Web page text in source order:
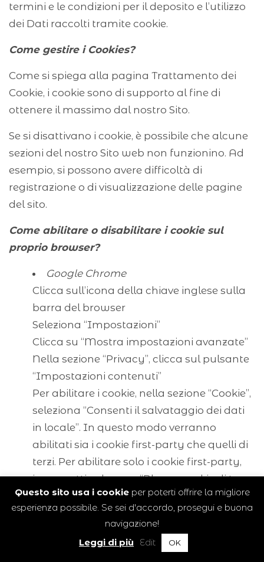
termini e le condizioni per il deposito e l’utilizzo
dei Dati raccolti tramite cookie.
Come gestire i Cookies?
Come si spiega alla pagina Trattamento dei
Cookie, i cookie sono di supporto al fine di
ottenere il massimo dal nostro Sito.
Se si disattivano i cookie, è possibile che alcune
sezioni del nostro Sito web non funzionino. Ad
esempio, si possono avere difficoltà di
registrazione o di visualizzazione delle pagine
del sito.
Come abilitare o disabilitare i cookie sul
proprio browser?
Google Chrome
Clicca sull’icona della chiave inglese sulla
barra del browser
Seleziona “Impostazioni”
Clicca su “Mostra impostazioni avanzate”
Nella sezione “Privacy”, clicca sul pulsante
“Impostazioni contenuti”
Per abilitare i cookie, nella sezione “Cookie”,
seleziona “Consenti il salvataggio dei dati
in locale”. In questo modo verranno
abilitati sia i cookie first-party che quelli di
terzi. Per abilitare solo i cookie first-party,
invece, attiva la voce “Blocca cookie di terze
parti e dati dei siti”.
Per disabilitare completamente i cookie,
seleziona “Impedisci ai siti di impostare
Questo sito usa i cookieper poterti offrire la migliore
esperienza possibile. Se sei d'accordo, prosegui e buona
navigazione!
Leggi di più
Edit OK